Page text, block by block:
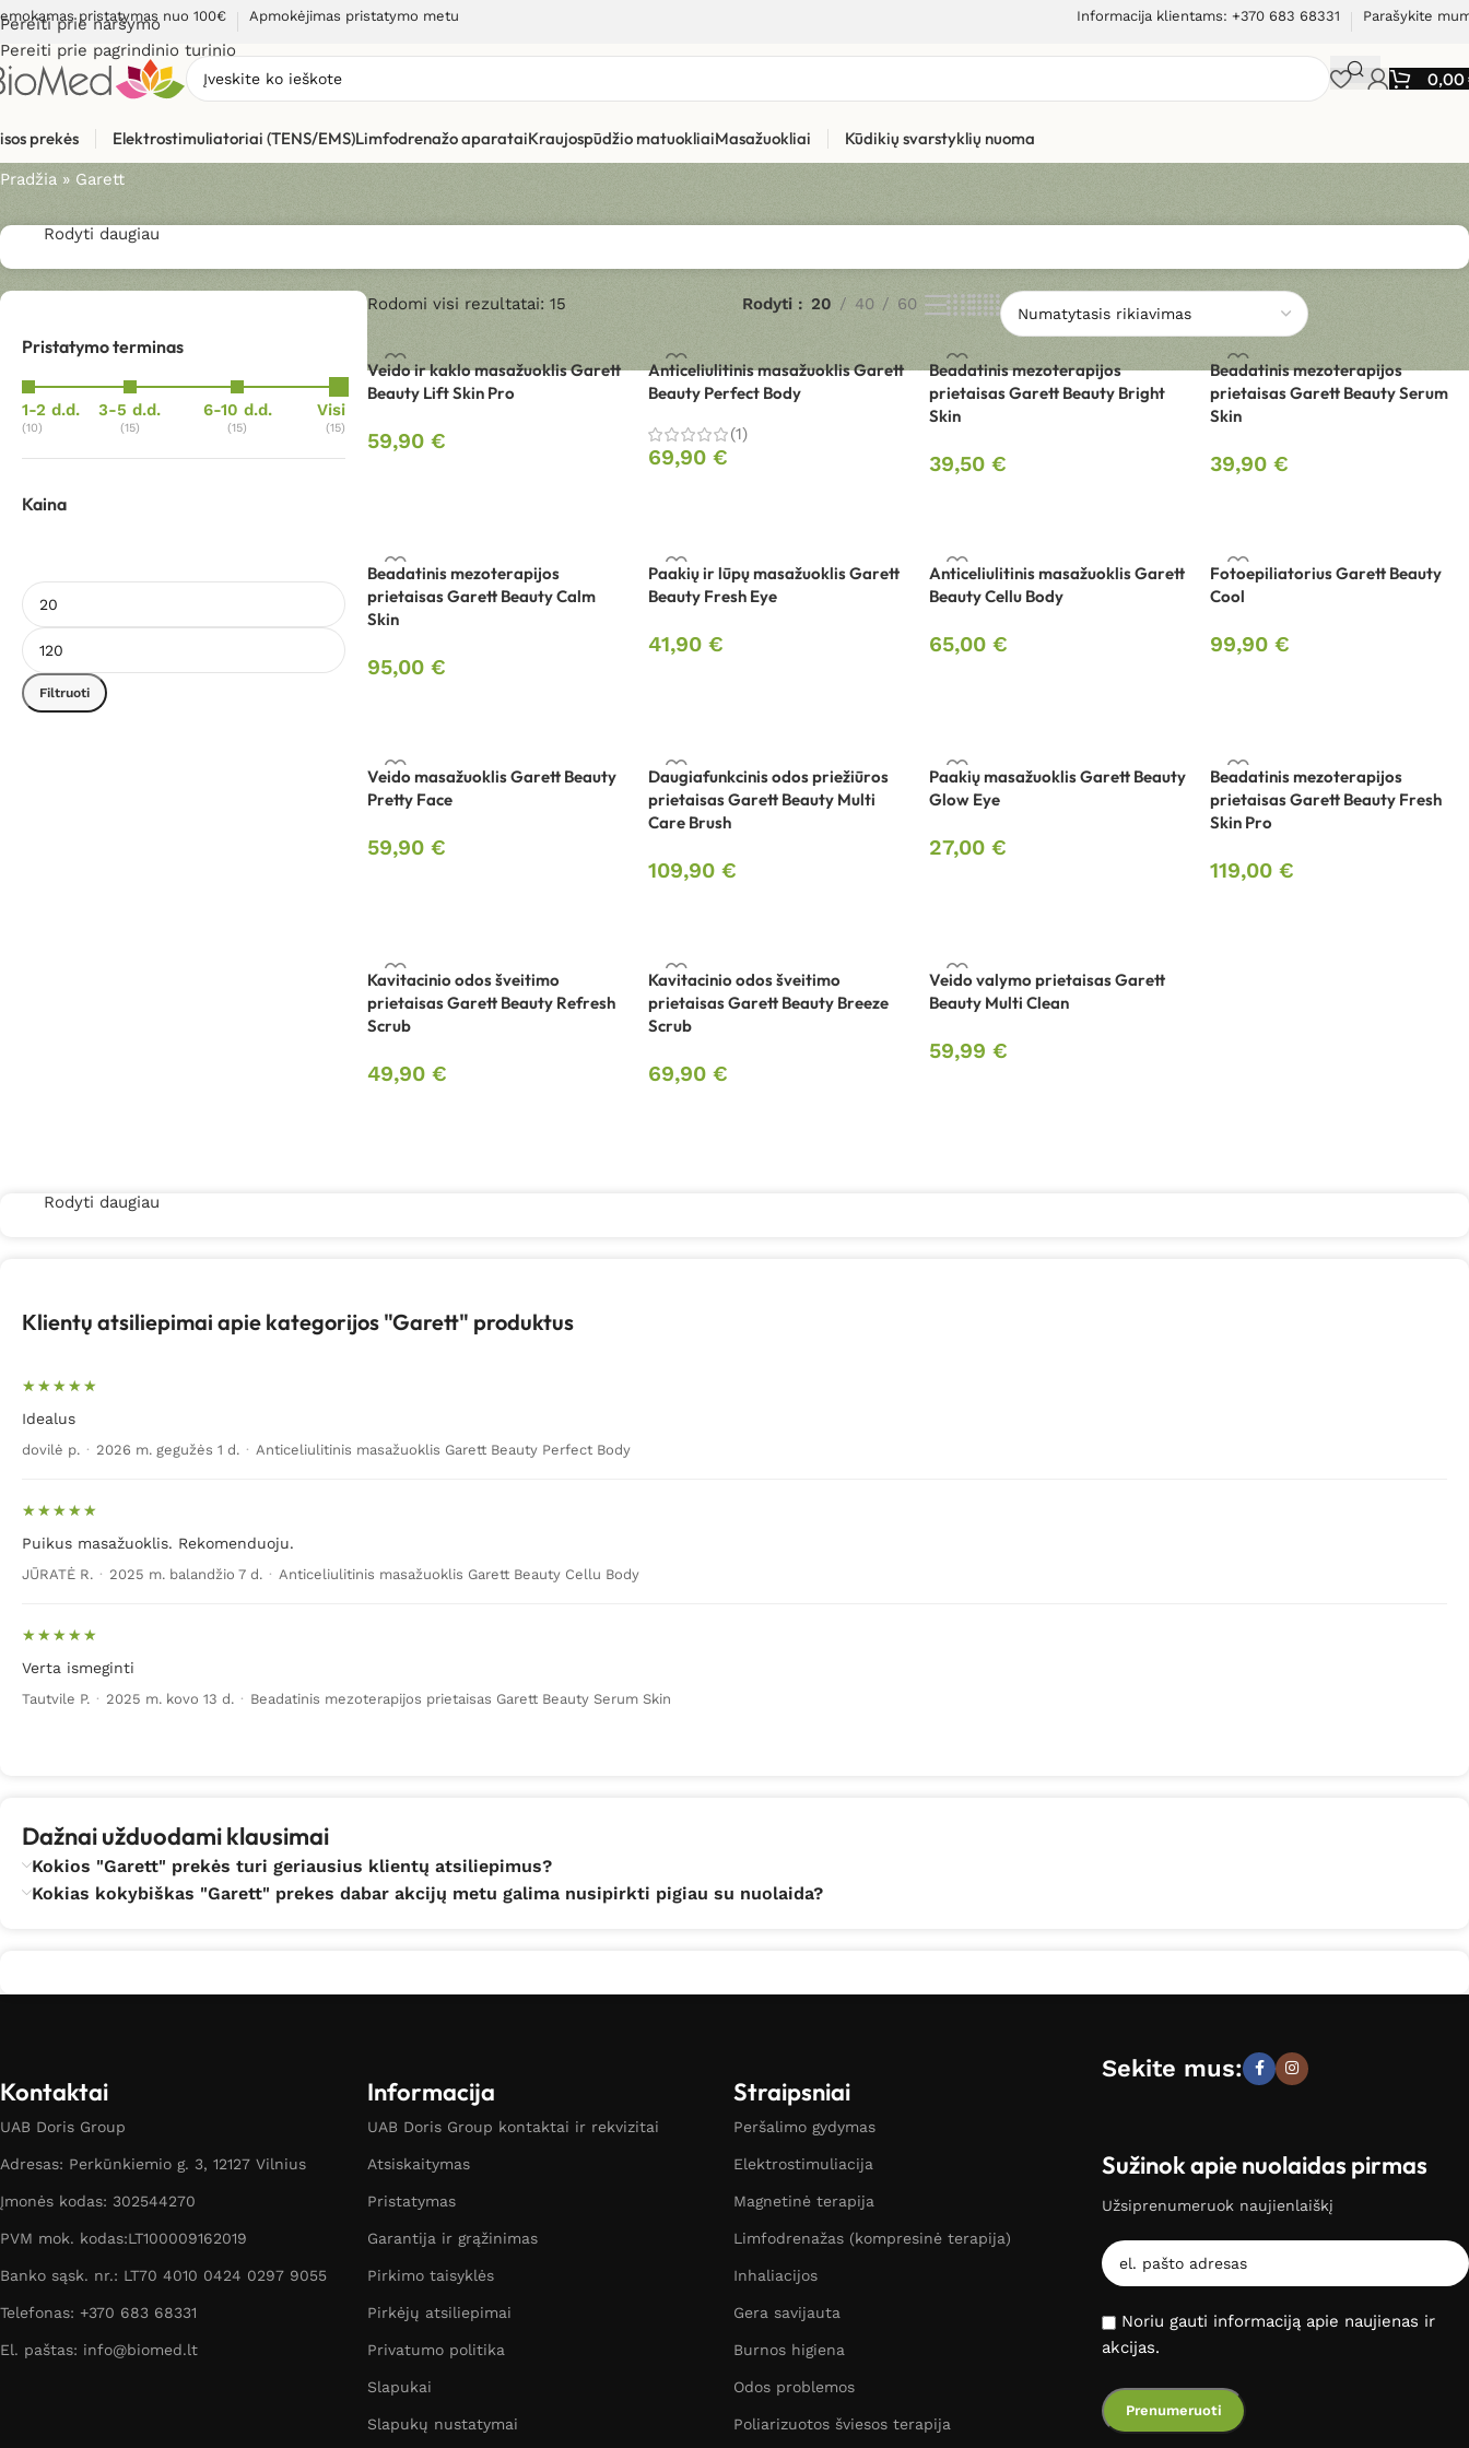
Pereiti prie naršymo
Pereiti prie pagrindinio turinio
pristatymas nuo 100€ Apmokėjimas pristatymo metu Informacija klientams: +370 683 68331 Parašykite
0,00
prekės Elektrostimuliatoriai (TENS/EMS)Limfodrenažo aparataiKraujospūdžio matuokliaiMasažuokliai Kūdikių svarstyklių nuoma
Garett
Pradžia » Garett
Rodyti daugiau
Pristatymo terminas
1-2 d.d.
(10)
3-5 d.d.
(15)
6-10 d.d.
(15)
Visi
(15)
Kaina
Filtruoti
Rodomi visi rezultatai: 15 Rodyti 20 40 60
Veido ir kaklo masažuoklis Garett
Beauty Lift Skin Pro
59,90 €
Anticeliulitinis masažuoklis Garett
Beauty Perfect Body
(1)
69,90 €
Beadatinis mezoterapijos
prietaisas Garett Beauty Bright
Skin
39,50 €
Beadatinis mezoterapijos
prietaisas Garett Beauty Serum
Skin
39,90 €
Beadatinis mezoterapijos
prietaisas Garett Beauty Calm
Skin
95,00 €
Paakių ir lūpų masažuoklis Garett
Beauty Fresh Eye
41,90 €
Anticeliulitinis masažuoklis Garett
Beauty Cellu Body
65,00 €
Fotoepiliatorius Garett Beauty
Cool
99,90 €
Veido masažuoklis Garett Beauty
Pretty Face
59,90 €
Daugiafunkcinis odos priežiūros
prietaisas Garett Beauty Multi
Care Brush
109,90 €
Paakių masažuoklis Garett Beauty
Glow Eye
27,00 €
Beadatinis mezoterapijos
prietaisas Garett Beauty Fresh
Skin Pro
119,00 €
Kavitacinio odos šveitimo
prietaisas Garett Beauty Refresh
Scrub
49,90 €
Kavitacinio odos šveitimo
prietaisas Garett Beauty Breeze
Scrub
69,90 €
Veido valymo prietaisas Garett
Beauty Multi Clean
59,99 €
Rodyti daugiau
Klientų atsiliepimai apie kategorijos "Garett" produktus
Idealus
dovilė p. · 2026 m. gegužės 1 d. · Anticeliulitinis masažuoklis Garett Beauty Perfect Body
Puikus masažuoklis. Rekomenduoju.
JŪRATĖ R. · 2025 m. balandžio 7 d. · Anticeliulitinis masažuoklis Garett Beauty Cellu Body
Verta ismeginti
Tautvile P. · 2025 m. kovo 13 d. · Beadatinis mezoterapijos prietaisas Garett Beauty Serum Skin
Dažnai užduodami klausimai
Kokios "Garett" prekės turi geriausius klientų atsiliepimus?
Kokias kokybiškas "Garett" prekes dabar akcijų metu galima nusipirkti pigiau su nuolaida?
Kontaktai
UAB Doris Group
Adresas: Perkūnkiemio g. 3, 12127 Vilnius
Įmonės kodas: 302544270
PVM mok. kodas:LT100009162019
Banko sąsk. nr.: LT70 4010 0424 0297 9055
Telefonas: +370 683 68331
El. paštas: info@biomed.lt
Informacija
UAB Doris Group kontaktai ir rekvizitai
Atsiskaitymas
Pristatymas
Garantija ir grąžinimas
Pirkimo taisyklės
Pirkėjų atsiliepimai
Privatumo politika
Slapukai
Slapukų nustatymai
Straipsniai
Peršalimo gydymas
Elektrostimuliacija
Magnetinė terapija
Limfodrenažas (kompresinė terapija)
Inhaliacijos
Gera savijauta
Burnos higiena
Odos problemos
Poliarizuotos šviesos terapija
Sekite mus:
Sužinok apie nuolaidas pirmas
Užsiprenumeruok naujienlaiškį
Noriu gauti informaciją apie naujienas ir
akcijas.